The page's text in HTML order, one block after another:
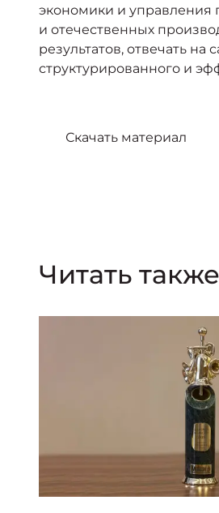
экономики и управления
и отечественных
результатов, отвечать
структурированного и
Скачать материал
Читать также